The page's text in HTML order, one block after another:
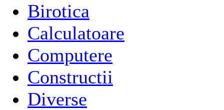
Birotica
Calculatoare
Computere
Constructii
Diverse